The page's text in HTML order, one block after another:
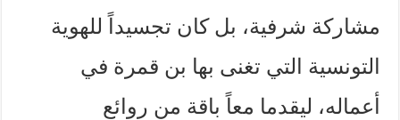
مشاركة شرفية، بل كان تجسيداً للهوية
التونسية التي تغنى بها بن قمرة في
أعماله، ليقدما معاً باقة من روائع